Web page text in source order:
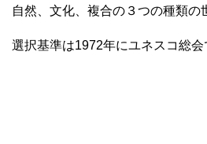
自然、文化、複合の３つの種類の
選択基準は1972年にユネスコ総会